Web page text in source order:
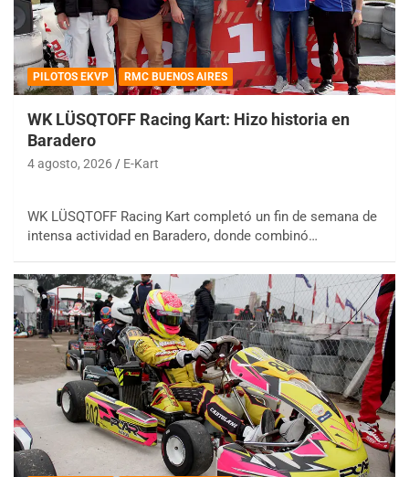
PILOTOS EKVP RMC BUENOS AIRES
WK LÜSQTOFF Racing Kart: Hizo historia en
Baradero
4 agosto, 2026 E-Kart
WK LÜSQTOFF Racing Kart completó un fin de semana de
intensa actividad en Baradero, donde combinó…